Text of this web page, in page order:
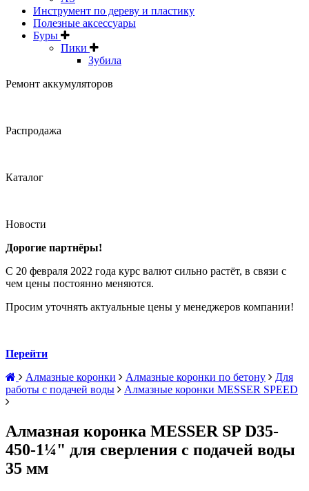
Инструмент по дереву и пластику
Полезные аксессуары
Буры
Пики
Зубила
Ремонт аккумуляторов
Распродажа
Каталог
Новости
Дорогие партнёры!
С 20 февраля 2022 года курс валют сильно растёт, в связи с
чем цены постоянно меняются.
Просим уточнять актуальные цены у менеджеров компании!
Перейти
Алмазные коронки
Алмазные коронки по бетону
Для
работы с подачей воды
Алмазные коронки MESSER SPEED
Алмазная коронка MESSER SP D35-
450-1¼" для сверления с подачей воды
35 мм